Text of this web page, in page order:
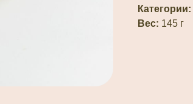
Категории:
Вес: 145 г